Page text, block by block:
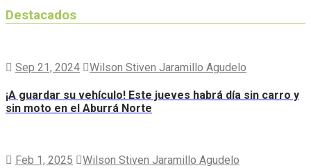
Destacados
Sep 21, 2024 Wilson Stiven Jaramillo Agudelo
¡A guardar su vehículo! Este jueves habrá día sin carro y
sin moto en el Aburrá Norte
Feb 1, 2025 Wilson Stiven Jaramillo Agudelo